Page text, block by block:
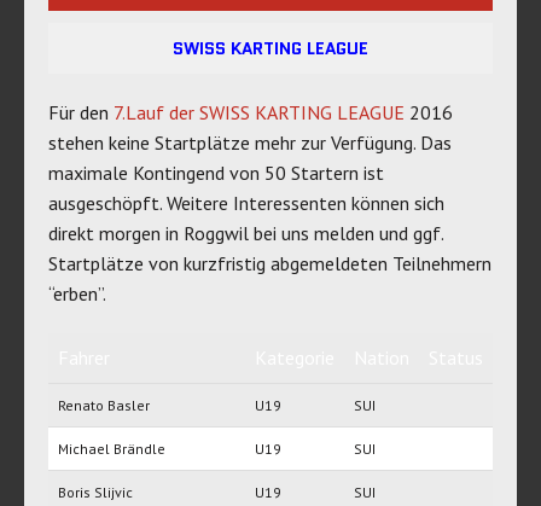
SWISS KARTING LEAGUE
Für den 7.Lauf der SWISS KARTING LEAGUE 2016
stehen keine Startplätze mehr zur Verfügung. Das
maximale Kontingend von 50 Startern ist
ausgeschöpft. Weitere Interessenten können sich
direkt morgen in Roggwil bei uns melden und ggf.
Startplätze von kurzfristig abgemeldeten Teilnehmern
“erben”.
Renato Basler U19 SUI
Michael Brändle U19 SUI
Boris Slijvic U19 SUI